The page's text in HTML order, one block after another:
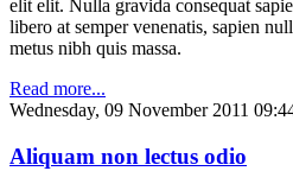
elit elit. Nulla gravida consequat
libero at semper venenatis, sapien
metus nibh quis massa.
Read more...
Wednesday, 09 November 2011
Aliquam non lectus odio